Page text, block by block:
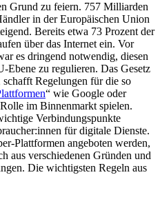
Grund zu feiern. 757 Milliarden
in der Europäischen Union
Bereits etwa 73 Prozent der
über das Internet ein. Vor
es dringend notwendig, diesen
Ebene zu regulieren. Das Gesetz
Regelungen für die so
“ wie Google oder
im Binnenmarkt spielen.
Verbindungspunkte
für digitale Dienste.
Plattformen angeboten werden,
aus verschiedenen Gründen und
Die wichtigsten Regeln aus